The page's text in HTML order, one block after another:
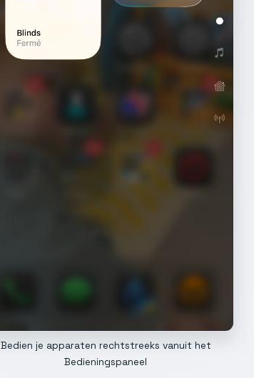
Bedien je apparaten rechtstreeks vanuit het
Bedieningspaneel